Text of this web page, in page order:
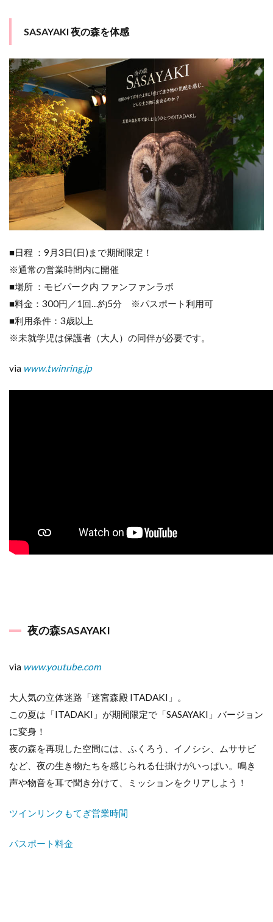
SASAYAKI 夜の森を体感
■日程 ：9月3日(日)まで期間限定！
※通常の営業時間内に開催
■場所 ：モビパーク内 ファンファンラボ
■料金：300円／1回…約5分 ※パスポート利用可
■利用条件：3歳以上
※未就学児は保護者（大人）の同伴が必要です。
via www.twinring.jp
夜の森SASAYAKI
via www.youtube.com
大人気の立体迷路「迷宮森殿 ITADAKI」。
この夏は「ITADAKI」が期間限定で「SASAYAKI」バージョン
に変身！
夜の森を再現した空間には、ふくろう、イノシシ、ムササビ
など、夜の生き物たちを感じられる仕掛けがいっぱい。鳴き
声や物音を耳で聞き分けて、ミッションをクリアしよう！
ツインリンクもてぎ営業時間
パスポート料金